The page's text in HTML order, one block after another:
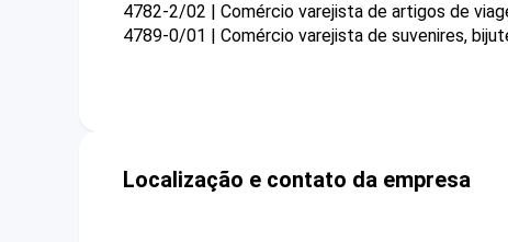
4782-2/02 | Comércio varejista de artigos de
4789-0/01 | Comércio varejista de suvenires,
Localização e contato da empresa